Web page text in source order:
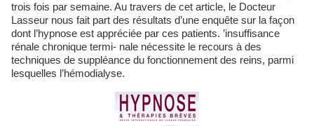
trois fois par semaine. Au travers de cet article, le Docteur
Lasseur nous fait part des résultats d’une enquête sur la façon
dont l’hypnose est appréciée par ces patients. ’insuffisance
rénale chronique termi- nale nécessite le recours à des
techniques de suppléance du fonctionnement des reins, parmi
lesquelles l’hémodialyse.